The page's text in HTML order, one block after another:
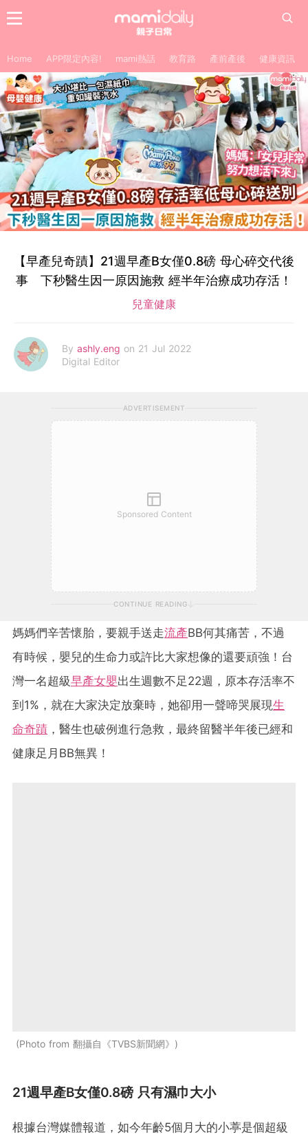
Home APP限定內容! mami熱話 教育路 產前產後 健康資訊
【早產兒奇蹟】21週早產B女僅0.8磅 母心碎交代後
事 下秒醫生因一原因施救 經半年治療成功存活！
兒童健康
By ashly.eng on 21 Jul 2022
Digital Editor
ADVERTISEMENT
Sponsored Content
CONTINUE READING
媽媽們辛苦懷胎，要親手送走流產BB何其痛苦，不過
有時候，嬰兒的生命力或許比大家想像的還要頑強！台
灣一名超級早產女嬰出生週數不足22週，原本存活率不
到1%，就在大家決定放棄時，她卻用一聲啼哭展現生
命奇蹟 ，醫生也破例進行急救，最終留醫半年後已經和
健康足月BB無異！
Photo from 翻攝自《TVBS新聞網》
21週早產B女僅0.8磅 只有濕巾大小
根據台灣媒體報道，如今年齡5個月大的小葶是個超級